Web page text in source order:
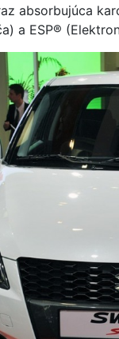
absorbujúca
a ESP®